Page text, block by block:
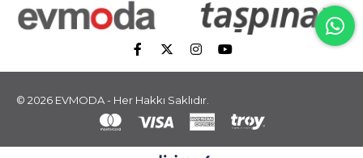
© 2026 EVMODA - Her Hakkı Saklıdır.